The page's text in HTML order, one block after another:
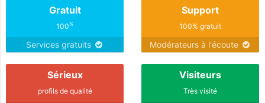
Gratuit
100%
Services gratuits
Support
100% gratuit
Modérateurs à l'écoute
Sérieux
profils de qualité
Visiteurs
Très visité